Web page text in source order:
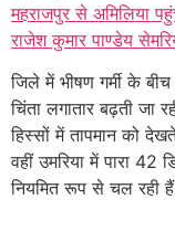
महराजपुर से अमिलिया
राजेश कुमार पाण्डेय
जिले में भीषण गर्मी के
चिंता लगातार बढ़ती
हिस्सों में तापमान को
वहीं उमरिया में पारा 42
नियमित रूप से चल रही